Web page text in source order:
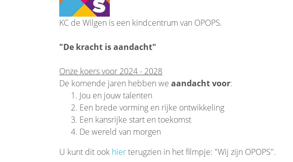
KC de Wilgen is een kindcentrum van OPOPS.
"De kracht is aandacht"
Onze koers voor 2024 - 2028
De komende jaren hebben we aandacht voor:
Jou en jouw talenten
Een brede vorming en rijke ontwikkeling
Een kansrijke start en toekomst
De wereld van morgen
U kunt dit ook hierterugzien in het filmpje: "Wij zijn OPOPS".